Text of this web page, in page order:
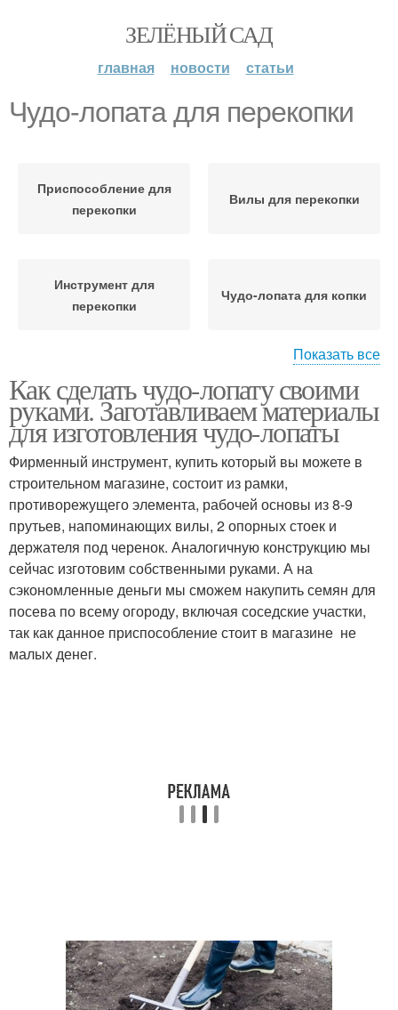
ЗЕЛЁНЫЙ САД
главная новости статьи
Чудо-лопата для перекопки
Приспособление для
перекопки
Вилы для перекопки
Инструмент для
перекопки
Чудо-лопата для копки
Лопата для перекопки
огорода
Французская чудо-
лопата
Показать все
Как сделать чудо-лопату своими
руками. Заготавливаем материалы
для изготовления чудо-лопаты
Фирменный инструмент, купить который вы можете в
строительном магазине, состоит из рамки,
противорежущего элемента, рабочей основы из 8-9
прутьев, напоминающих вилы, 2 опорных стоек и
держателя под черенок. Аналогичную конструкцию мы
сейчас изготовим собственными руками. А на
сэкономленные деньги мы сможем накупить семян для
посева по всему огороду, включая соседские участки,
так как данное приспособление стоит в магазине не
малых денег.